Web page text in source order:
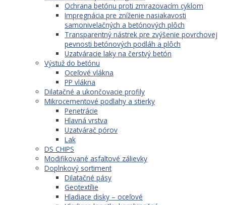
Ochrana betónu proti zmrazovacím cyklom
Impregnácia pre zníženie nasiakavosti
samonivelačných a betónových plôch
Transparentný nástrek pre zvýšenie povrchovej
pevnosti betónových podláh a plôch
Uzatváracie laky na čerstvý betón
Výstuž do betónu
Oceľové vlákna
PP vlákna
Dilatačné a ukončovacie profily
Mikrocementové podlahy a stierky
Penetrácie
Hlavná vrstva
Uzatvárač pórov
Lak
DS CHIPS
Modifikované asfaltové zálievky
Doplnkový sortiment
Dilatačné pásy
Geotextílie
Hladiace disky – oceľové